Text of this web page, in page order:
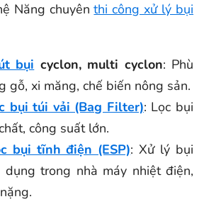
Năng chuyênthi công xử lý bụi
bụi cyclon, multi cyclon: Phù
gỗ, xi măng, chế biến nông sản.
bụi túi vải (Bag Filter): Lọc bụi
công suất lớn.
bụi tĩnh điện (ESP): Xử lý bụi
dụng trong nhà máy nhiệt điện,